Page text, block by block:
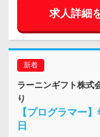
求人詳細
ラーニンギフト株式
り
【プログラマー
日